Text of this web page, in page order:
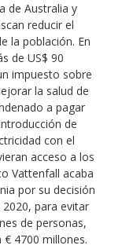
de Australia y
reducir el
la población. En
de US$ 90
impuesto sobre
la salud de
a pagar
de
con el
acceso a los
Vattenfall acaba
por su decisión
para evitar
de personas,
4700 millones.